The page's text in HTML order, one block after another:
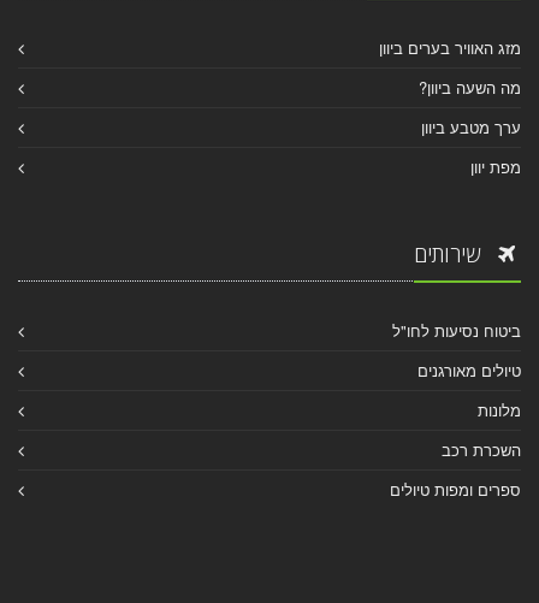
מזג האוויר בערים ביוון
מה השעה ביוון?
ערך מטבע ביוון
מפת יוון
שירותים
ביטוח נסיעות לחו"ל
טיולים מאורגנים
מלונות
השכרת רכב
ספרים ומפות טיולים